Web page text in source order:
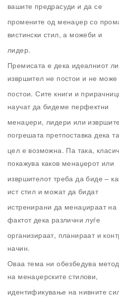
вашите предрасуди и да се
промените од менаџер со
вистински стил, а можеби и
лидер.
Премисата е дека идеалниот
извршител не постои и не може
постои. Сите книги и
научат да бидеме перфектни
менаџери, лидери или
погрешата претпоставка дека
цел е возможна. Па така,
покажува каков менаџерот или
извршителот треба да биде –
ист стил и можат да бидат
истренирани да менаџираат на
фактот дека различни луѓе
организираат, планираат и
начин.
Оваа тема ни обезбедува
на менаџерските стилови,
идентификување на нивните